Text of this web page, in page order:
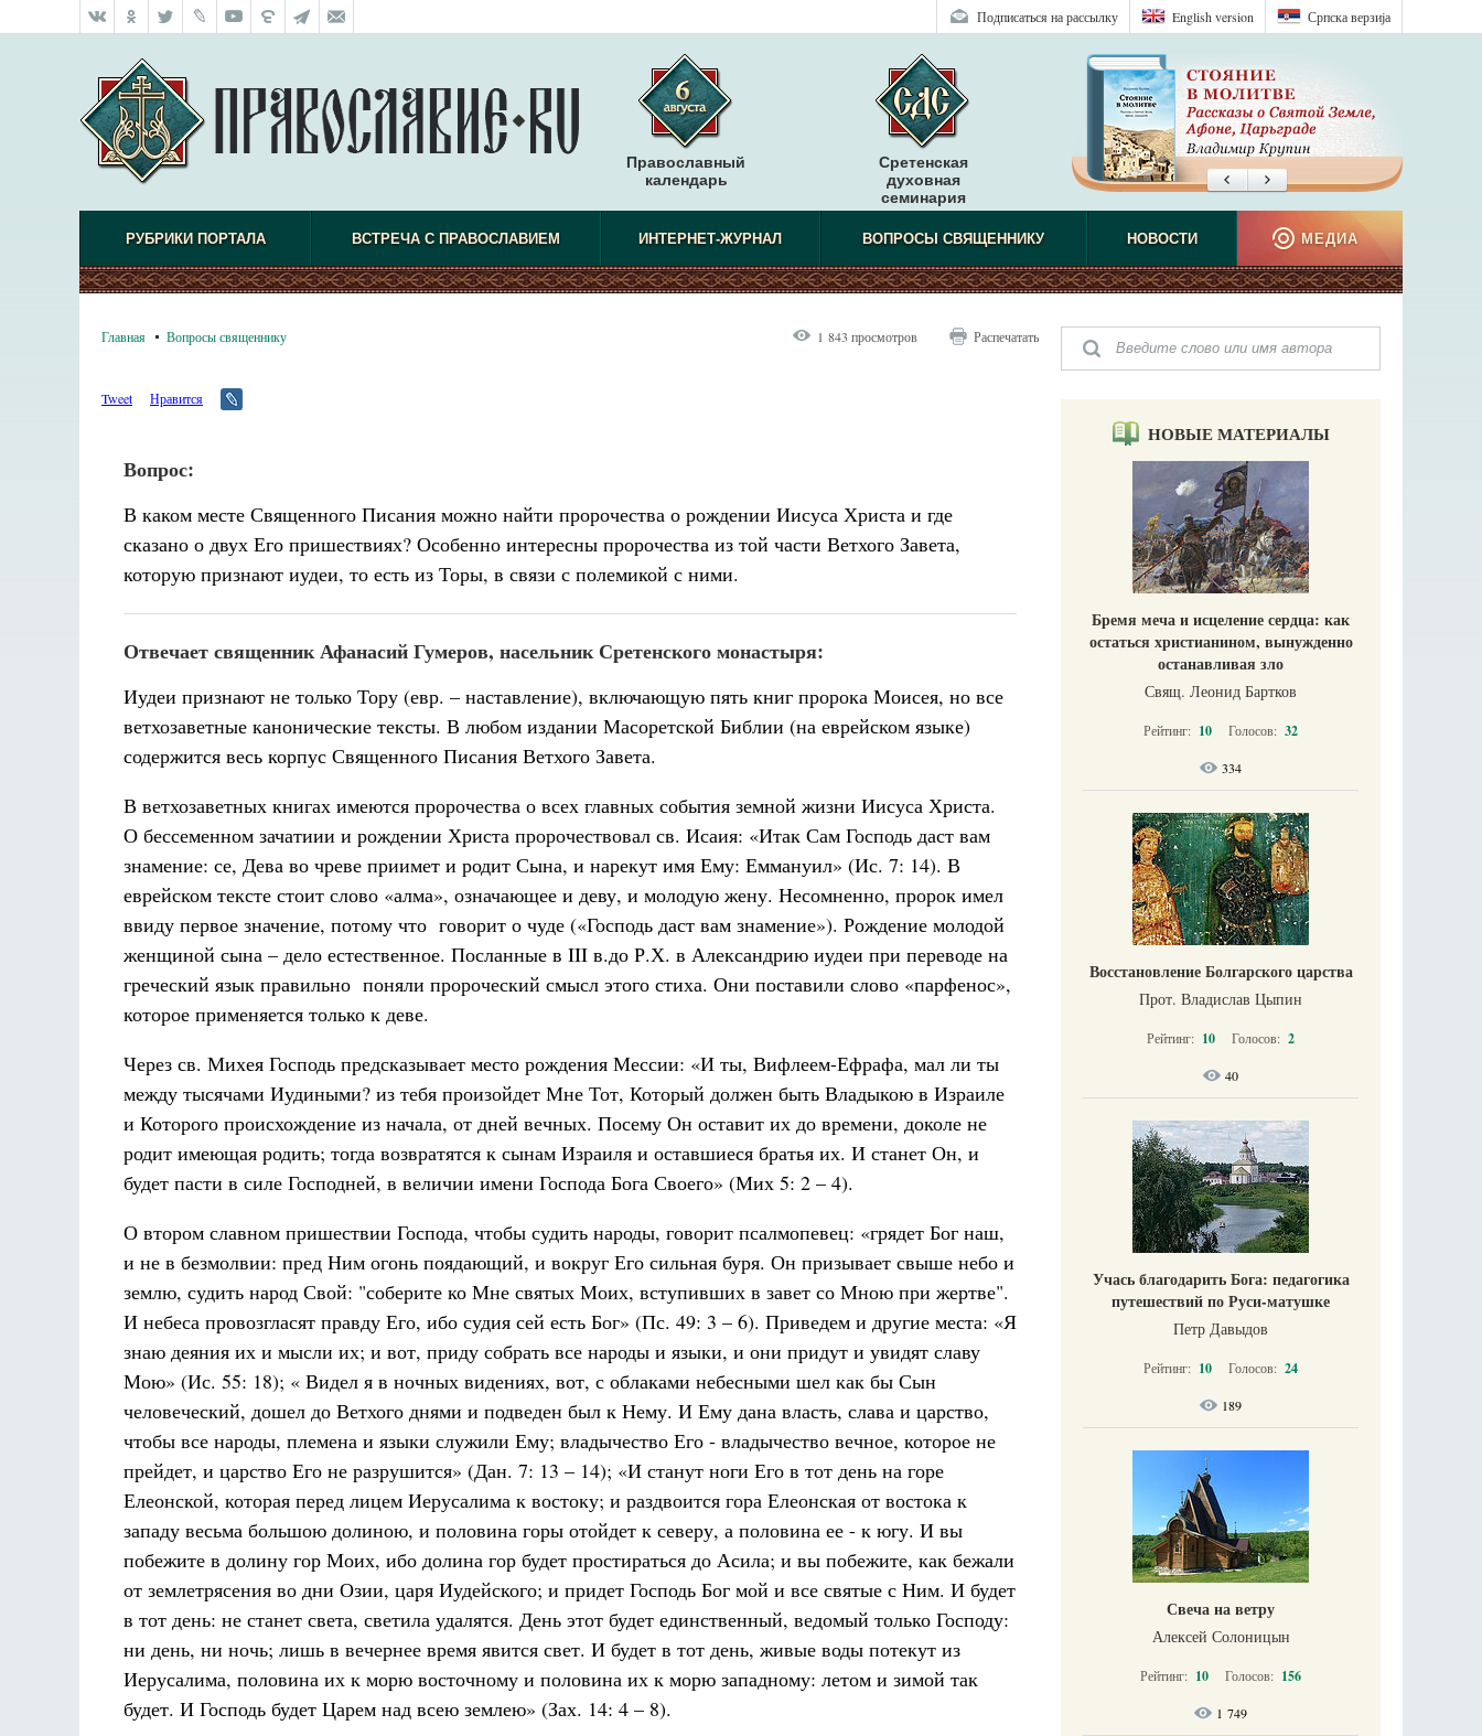
Српска верзиjа
English version
Подписаться на рассылку
Православный
календарь
Сретенская
духовная
семинария
РУБРИКИ ПОРТАЛА ВСТРЕЧА С ПРАВОСЛАВИЕМ ИНТЕРНЕТ-ЖУРНАЛ ВОПРОСЫ СВЯЩЕННИКУ НОВОСТИ МЕДИА
Главная Вопросы священнику 1 843 просмотров Распечатать
Tweet Нравится
Вопрос:
В каком месте Священного Писания можно найти пророчества о рождении Иисуса Христа и где
сказано о двух Его пришествиях? Особенно интересны пророчества из той части Ветхого Завета,
которую признают иудеи, то есть из Торы, в связи с полемикой с ними.
Отвечает священник Афанасий Гумеров, насельник Сретенского монастыря:
Иудеи признают не только Тору (евр. – наставление), включающую пять книг пророка Моисея, но все
ветхозаветные канонические тексты. В любом издании Масоретской Библии (на еврейском языке)
содержится весь корпус Священного Писания Ветхого Завета.
В ветхозаветных книгах имеются пророчества о всех главных события земной жизни Иисуса Христа.
О бессеменном зачатиии и рождении Христа пророчествовал св. Исаия: «Итак Сам Господь даст вам
знамение: се, Дева во чреве приимет и родит Сына, и нарекут имя Ему: Еммануил» (Ис. 7: 14). В
еврейском тексте стоит слово «алма», означающее и деву, и молодую жену. Несомненно, пророк имел
ввиду первое значение, потому что говорит о чуде («Господь даст вам знамение»). Рождение молодой
женщиной сына – дело естественное. Посланные в III в.до Р.Х. в Александрию иудеи при переводе на
греческий язык правильно поняли пророческий смысл этого стиха. Они поставили слово «парфенос»,
которое применяется только к деве.
Через св. Михея Господь предсказывает место рождения Мессии: «И ты, Вифлеем-Ефрафа, мал ли ты
между тысячами Иудиными? из тебя произойдет Мне Тот, Который должен быть Владыкою в Израиле
и Которого происхождение из начала, от дней вечных. Посему Он оставит их до времени, доколе не
родит имеющая родить; тогда возвратятся к сынам Израиля и оставшиеся братья их. И станет Он, и
будет пасти в силе Господней, в величии имени Господа Бога Своего» (Мих 5: 2 – 4).
О втором славном пришествии Господа, чтобы судить народы, говорит псалмопевец: «грядет Бог наш,
и не в безмолвии: пред Ним огонь поядающий, и вокруг Его сильная буря. Он призывает свыше небо и
землю, судить народ Свой: "соберите ко Мне святых Моих, вступивших в завет со Мною при жертве".
И небеса провозгласят правду Его, ибо судия сей есть Бог» (Пс. 49: 3 – 6). Приведем и другие места: «Я
знаю деяния их и мысли их; и вот, приду собрать все народы и языки, и они придут и увидят славу
Мою» (Ис. 55: 18); « Видел я в ночных видениях, вот, с облаками небесными шел как бы Сын
человеческий, дошел до Ветхого днями и подведен был к Нему. И Ему дана власть, слава и царство,
чтобы все народы, племена и языки служили Ему; владычество Его - владычество вечное, которое не
прейдет, и царство Его не разрушится» (Дан. 7: 13 – 14); «И станут ноги Его в тот день на горе
Елеонской, которая перед лицем Иерусалима к востоку; и раздвоится гора Елеонская от востока к
западу весьма большою долиною, и половина горы отойдет к северу, а половина ее - к югу. И вы
побежите в долину гор Моих, ибо долина гор будет простираться до Асила; и вы побежите, как бежали
от землетрясения во дни Озии, царя Иудейского; и придет Господь Бог мой и все святые с Ним. И будет
в тот день: не станет света, светила удалятся. День этот будет единственный, ведомый только Господу:
ни день, ни ночь; лишь в вечернее время явится свет. И будет в тот день, живые воды потекут из
Иерусалима, половина их к морю восточному и половина их к морю западному: летом и зимой так
будет. И Господь будет Царем над всею землею» (Зах. 14: 4 – 8).
НОВЫЕ МАТЕРИАЛЫ
Бремя меча и исцеление сердца: как
остаться христианином, вынужденно
останавливая зло
Свящ. Леонид Бартков
Рейтинг: 10 Голосов: 32
334
Восстановление Болгарского царства
Прот. Владислав Цыпин
Рейтинг: 10 Голосов: 2
40
Учась благодарить Бога: педагогика
путешествий по Руси-матушке
Петр Давыдов
Рейтинг: 10 Голосов: 24
189
Свеча на ветру
Алексей Солоницын
Рейтинг: 10 Голосов: 156
1 749